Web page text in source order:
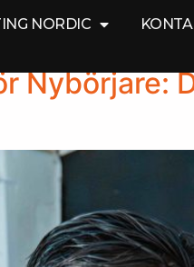
NORDIC
Nybörjare: